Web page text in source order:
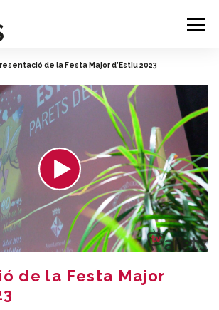
de la Festa Major d’Estiu 2023
de la Festa Major